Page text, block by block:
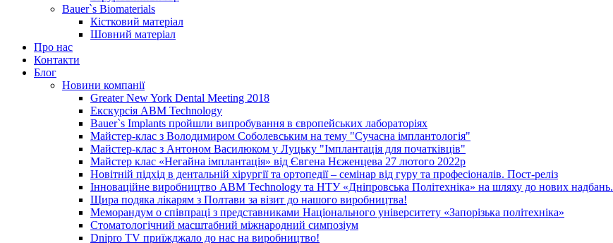
Bauer`s Biomaterials
Кістковий матеріал
Шовний матеріал
Про нас
Контакти
Блог
Новини компанії
Greater New York Dental Meeting 2018
Екскурсія ABM Technology
Bauer`s Implants пройшли випробування в європейських лабораторіях
Майстер-клас з Володимиром Соболевським на тему "Сучасна імплантологія"
Майстер-клас з Антоном Василюком у Луцьку "Імплантація для початківців"
Майстер клас «Негайна імплантація» від Євгена Нєженцева 27 лютого 2022р
Новітній підхід в дентальній хірургії та ортопедії – семінар від гуру та професіоналів. Пост-реліз
Інноваційне виробництво ABM Technology та НТУ «Дніпровська Політехніка» на шляху до нових надбань.
Щира подяка лікарям з Полтави за візит до нашого виробництва!
Меморандум о співпраці з представниками Національного університету «Запорізька політехніка»
Стоматологічний масштабний міжнародний симпозіум
Dnipro TV приїжджало до нас на виробництво!